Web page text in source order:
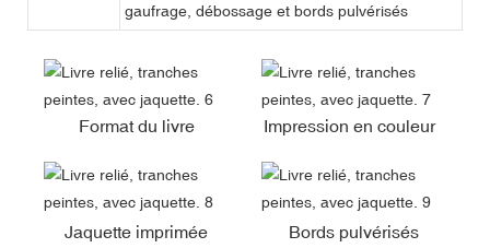
gaufrage, débossage et bords pulvérisés
Format du livre Impression en couleur
Jaquette imprimée
Bords pulvérisés